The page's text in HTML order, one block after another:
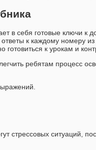
в себя готовые ключи к
к каждому номеру
готовиться к урокам и
ребятам процесс
стрессовых ситуаций,